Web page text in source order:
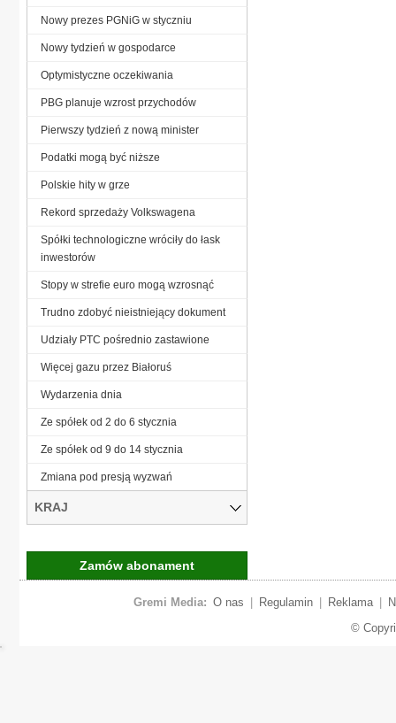
Nowy prezes PGNiG w styczniu
Nowy tydzień w gospodarce
Optymistyczne oczekiwania
PBG planuje wzrost przychodów
Pierwszy tydzień z nową minister
Podatki mogą być niższe
Polskie hity w grze
Rekord sprzedaży Volkswagena
Spółki technologiczne wróciły do łask
inwestorów
Stopy w strefie euro mogą wzrosnąć
Trudno zdobyć nieistniejący dokument
Udziały PTC pośrednio zastawione
Więcej gazu przez Białoruś
Wydarzenia dnia
Ze spółek od 2 do 6 stycznia
Ze spółek od 9 do 14 stycznia
Zmiana pod presją wyzwań
KRAJ
Zamów abonament
Gremi Media: O nas Regulamin Reklama
©